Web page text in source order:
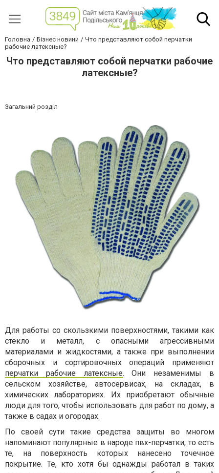
Головна Бізнес новини
Что представляют собой перчатки
рабочие латексные?
Что представляют собой перчатки рабочие
латексные?
Загальний розділ
Для работы со скользкими поверхностями, такими как
стекло и металл, с опасными агрессивными
материалами и жидкостями, а также при выполнении
сборочных и сортировочных операций применяют
перчатки рабочие латексные. Они незаменимы в
сельском хозяйстве, автосервисах, на складах, в
химических лабораториях. Их приобретают обычные
люди для того, чтобы использовать для работ по дому, а
также в садах и огородах.
По своей сути такие средства защиты во многом
напоминают популярные в народе пвх-перчатки, то есть
те, на поверхность которых нанесено точечное
покрытие. Те, кто хотя бы однажды работал в таких